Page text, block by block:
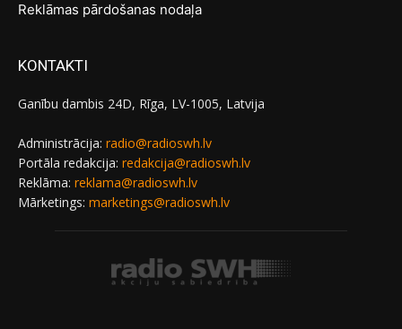
Reklāmas pārdošanas nodaļa
KONTAKTI
Ganību dambis 24D, Rīga, LV-1005, Latvija
Administrācija: radio@radioswh.lv
Portāla redakcija: redakcija@radioswh.lv
Reklāma: reklama@radioswh.lv
Mārketings: marketings@radioswh.lv